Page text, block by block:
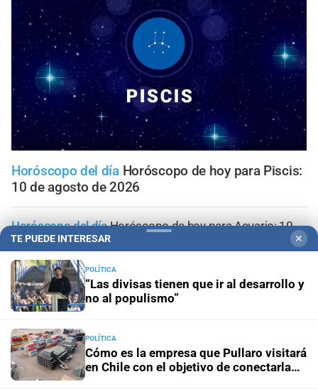
Horóscopo del día Horóscopo de hoy para Piscis:
10 de agosto de 2026
Horóscopo del díaHoróscopo de hoy para Acuario: 10
de agosto de 2026
Horóscopo del día
Horóscopo de hoy para Capricornio:
10 de agosto de 2026
Horóscopo del día
de agosto de 2026
Horóscopo del día
TE PUEDE INTERESAR ✕
POLÍTICA
“Las divisas tienen que ir al desarrollo y
no al populismo”
POLÍTICA
Cómo es la empresa que Pullaro visitará
en Chile con el objetivo de conectarla